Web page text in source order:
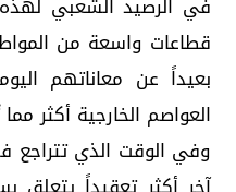
في الرصيد الشعبي
قطاعات واسعة من
بعيداً عن معاناتهم
العواصم الخارجية أكثر
وفي الوقت الذي تتراجع